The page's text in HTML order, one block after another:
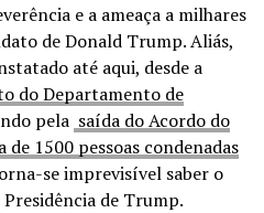
e a ameaça a milhares
de Donald Trump. Aliás,
até aqui, desde a
do Departamento de
pela saída do Acordo do
de 1500 pessoas condenadas
se imprevisível saber o
de Trump.